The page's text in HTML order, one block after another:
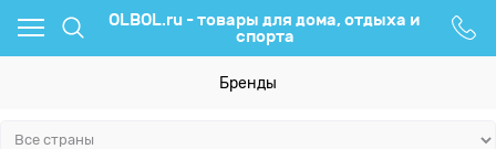
OLBOL.ru - товары для дома, отдыха и
спорта
Бренды